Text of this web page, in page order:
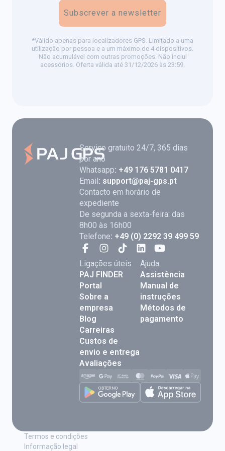
Subscrever a newsletter
*Válido apenas para localizadores GPS. Limitado a uma
utilização por pessoa e a um máximo de 4 dispositivos.
Não acumulável com outras promoções. Não inclui
acessórios. Oferta válida até 31/12/2026 às 23:59.
Serviço gratuito 24/7, 365 dias
por ano
Whatsapp: +49 176 5781 0417
Email : support@paj-gps.pt
Contacto em horário de
expediente
De segunda a sexta-feira: das
8h00 às 16h00
Telefone: +49 (0) 2292 39 499 59
Ligações úteis
PAJ FINDER
Portal
Sobre a
empresa
Blog
Carreiras
Custos de
envio e entrega
Avaliações
Ajuda
Assistência
Manual de
instruções
Métodos de
pagamento
Termos e condições
Informação legal